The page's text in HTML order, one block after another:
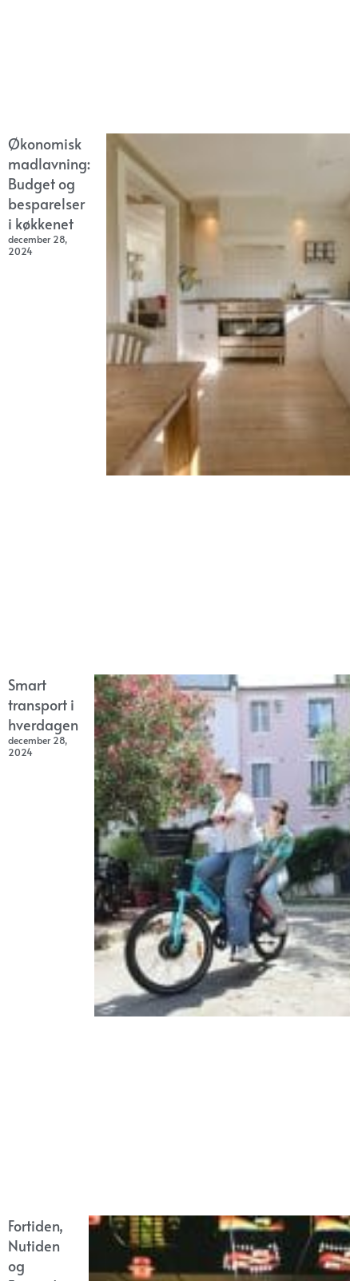
Økonomisk
madlavning:
Budget og
besparelser
i køkkenet
december 28,
2024
Smart
transport i
hverdagen
december 28,
2024
Fortiden,
Nutiden
og